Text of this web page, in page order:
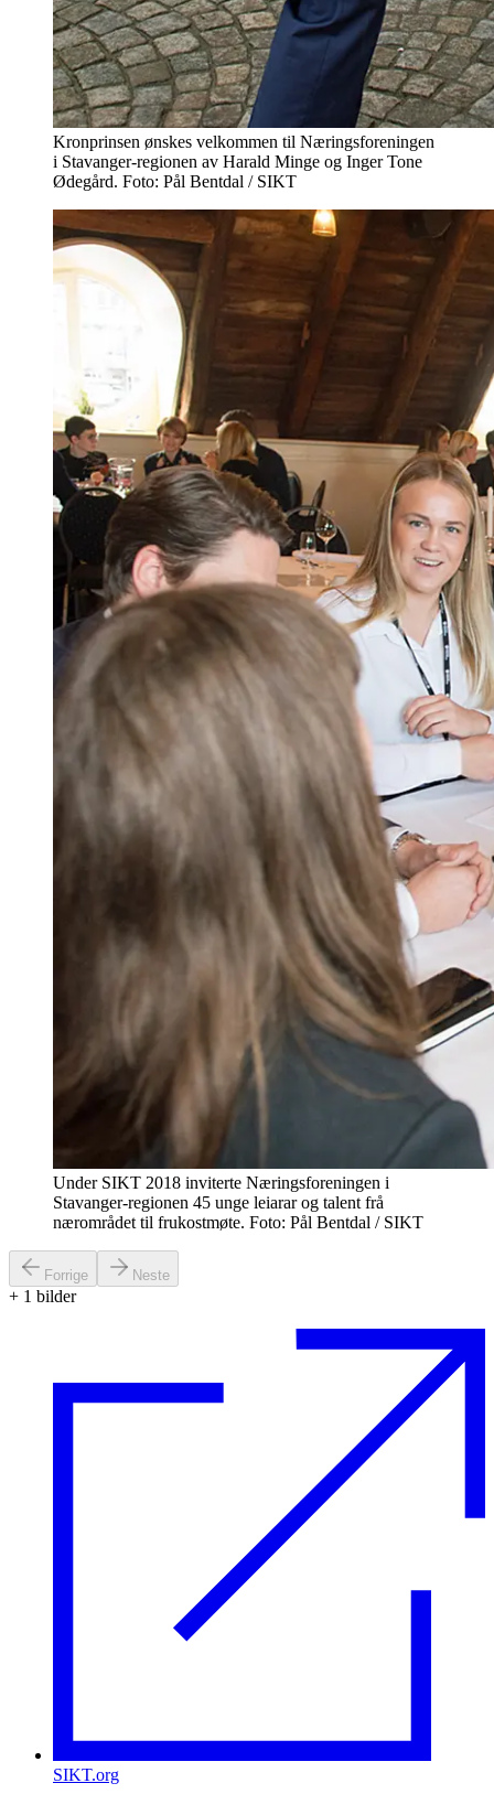
Kronprinsen ønskes velkommen til Næringsforeningen
i Stavanger-regionen av Harald Minge og Inger Tone
Ødegård. Foto: Pål Bentdal / SIKT
Under SIKT 2018 inviterte Næringsforeningen i
Stavanger-regionen 45 unge leiarar og talent frå
nærområdet til frukostmøte. Foto: Pål Bentdal / SIKT
Forrige Neste
+ 1 bilder
SIKT.org